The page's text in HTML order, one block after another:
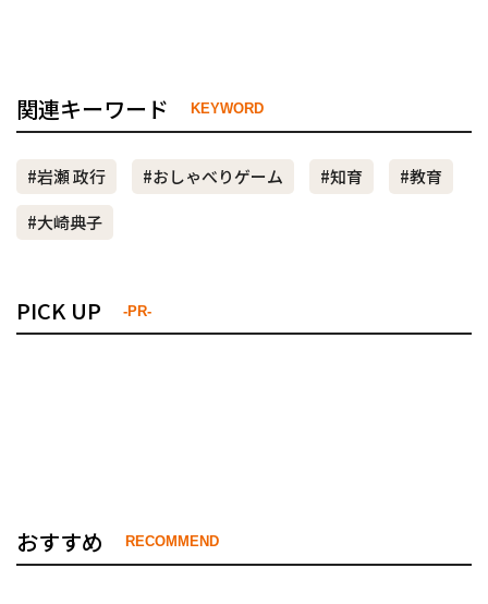
関連キーワード KEYWORD
#岩瀬 政行 #おしゃべりゲーム #知育
#教育
#大崎典子
PICK UP -PR-
おすすめ RECOMMEND